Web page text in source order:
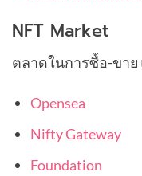
NFT Market
ตลาดในการซื้อ-ขาย
Opensea
Nifty Gateway
Foundation